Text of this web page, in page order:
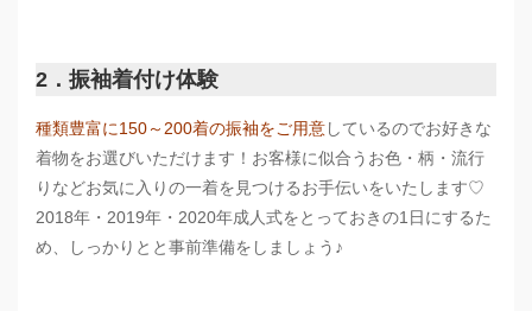
2．振袖着付け体験
種類豊富に150～200着の振袖をご用意しているのでお好きな
着物をお選びいただけます！お客様に似合うお色・柄・流行
りなどお気に入りの一着を見つけるお手伝いをいたします♡
2018年・2019年・2020年成人式をとっておきの1日にするた
め、しっかりとと事前準備をしましょう♪